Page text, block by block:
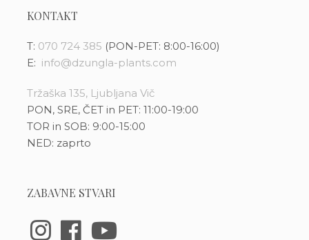
KONTAKT
T: 070 724 385 (PON-PET: 8:00-16:00)
E: info@dzungla-plants.com
Tržaška 135, Ljubljana Vič
PON, SRE, ČET in PET: 11:00-19:00
TOR in SOB: 9:00-15:00
NED: zaprto
ZABAVNE STVARI